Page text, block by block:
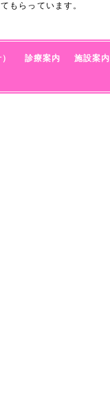
もらっています。
診療案内 施設案内